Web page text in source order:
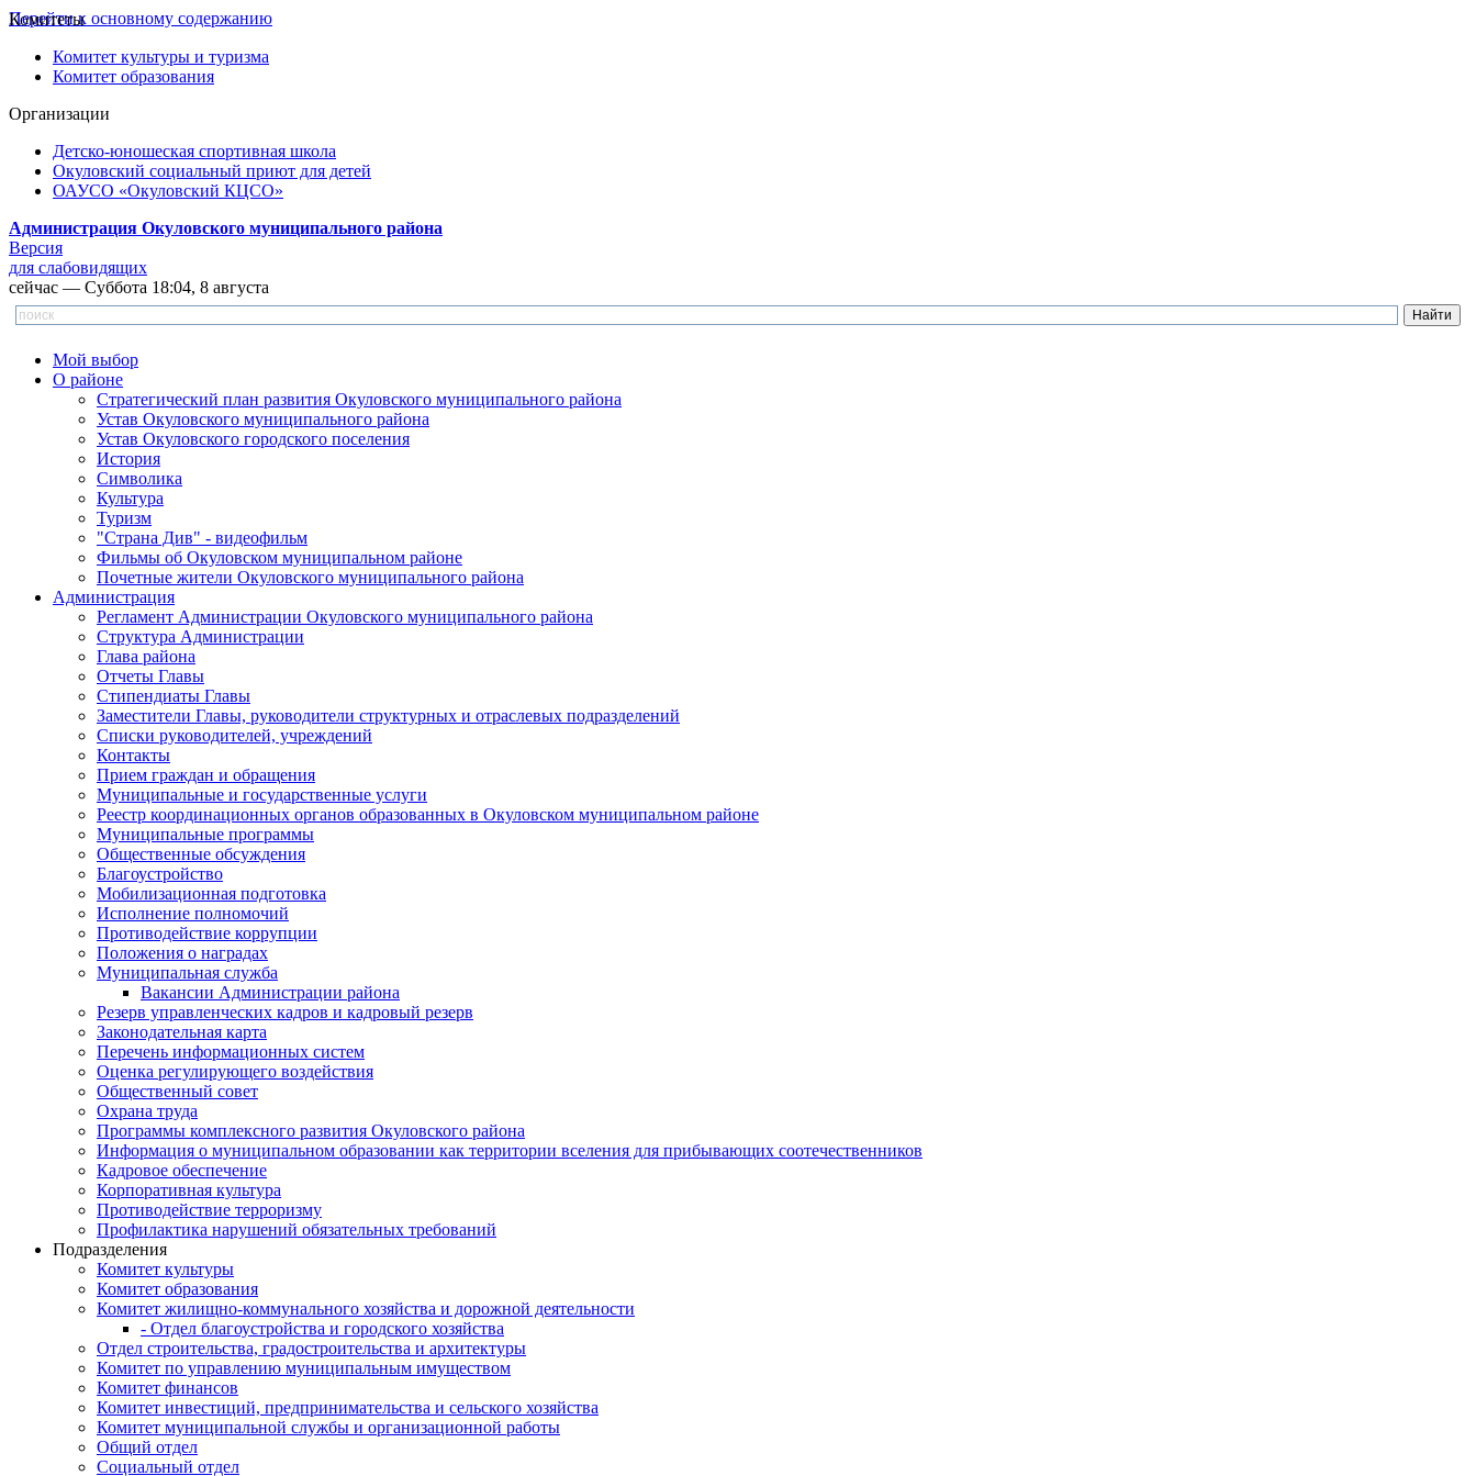
Перейти к основному содержанию
Комитеты
Комитет культуры и туризма
Комитет образования
Организации
Детско-юношеская спортивная школа
Окуловский социальный приют для детей
ОАУСО «Окуловский КЦСО»
Администрация Окуловского муниципального района
Версия
для слабовидящих
сейчас — Суббота 18:04, 8 августа
Мой выбор
О районе
Стратегический план развития Окуловского муниципального района
Устав Окуловского муниципального района
Устав Окуловского городского поселения
История
Символика
Культура
Туризм
"Страна Див" - видеофильм
Фильмы об Окуловском муниципальном районе
Почетные жители Окуловского муниципального района
Администрация
Регламент Администрации Окуловского муниципального района
Структура Администрации
Глава района
Отчеты Главы
Стипендиаты Главы
Заместители Главы, руководители структурных и отраслевых подразделений
Списки руководителей, учреждений
Контакты
Прием граждан и обращения
Муниципальные и государственные услуги
Реестр координационных органов образованных в Окуловском муниципальном районе
Муниципальные программы
Общественные обсуждения
Благоустройство
Мобилизационная подготовка
Исполнение полномочий
Противодействие коррупции
Положения о наградах
Муниципальная служба
Вакансии Администрации района
Резерв управленческих кадров и кадровый резерв
Законодательная карта
Перечень информационных систем
Оценка регулирующего воздействия
Общественный совет
Охрана труда
Программы комплексного развития Окуловского района
Информация о муниципальном образовании как территории вселения для прибывающих соотечественников
Кадровое обеспечение
Корпоративная культура
Противодействие терроризму
Профилактика нарушений обязательных требований
Подразделения
Комитет культуры
Комитет образования
Комитет жилищно-коммунального хозяйства и дорожной деятельности
- Отдел благоустройства и городского хозяйства
Отдел строительства, градостроительства и архитектуры
Комитет по управлению муниципальным имуществом
Комитет финансов
Комитет инвестиций, предпринимательства и сельского хозяйства
Комитет муниципальной службы и организационной работы
Общий отдел
Социальный отдел